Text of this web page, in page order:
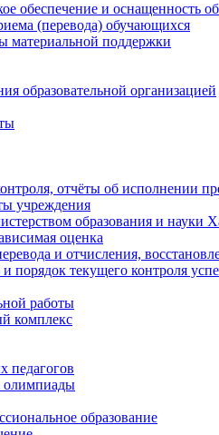
обеспечение и оснащенность
(перевода) обучающихся
материальной поддержки
образовательной организацией
отчёты об исполнении
учреждения
образования и науки
оценка
и отчисления,
порядок текущего контроля
работы
комплекс
педагогов
олимпиады
образование